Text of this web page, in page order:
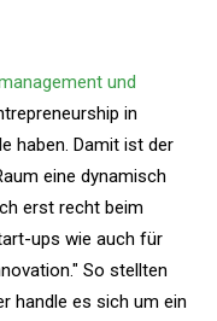
und
in
haben. Damit ist der
eine dynamisch
erst recht beim
ups wie auch für
So stellten
handle es sich um ein